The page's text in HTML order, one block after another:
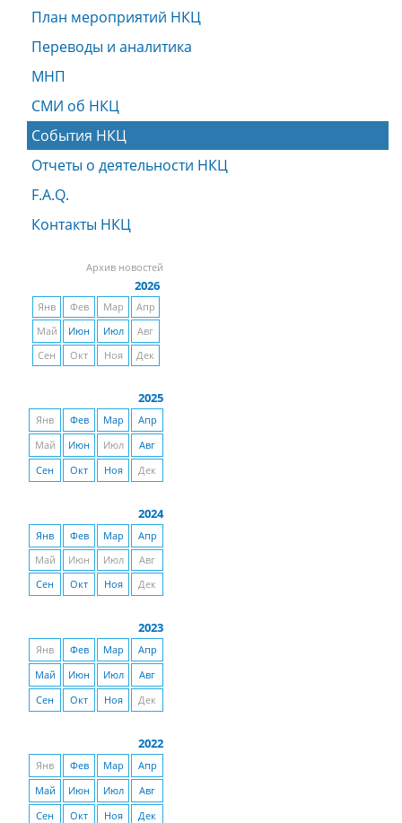
План мероприятий НКЦ
Переводы и аналитика
МНП
СМИ об НКЦ
События НКЦ
Отчеты о деятельности НКЦ
F.A.Q.
Контакты НКЦ
Архив новостей
2026
Янв Фев Мар
Апр
Май
Июн Июл
Авг
Сен
Окт Ноя Дек
2025
Янв Фев Мар
Апр
Май
Июн Июл
Авг
Сен
Окт Ноя Дек
2024
Янв Фев Мар
Апр
Май
Июн Июл
Авг
Сен
Окт Ноя Дек
2023
Янв Фев Мар
Апр
Май
Июн Июл
Авг
Сен
Окт Ноя Дек
2022
Янв Фев Мар
Апр
Май
Июн Июл
Авг
Сен
Окт Ноя Дек